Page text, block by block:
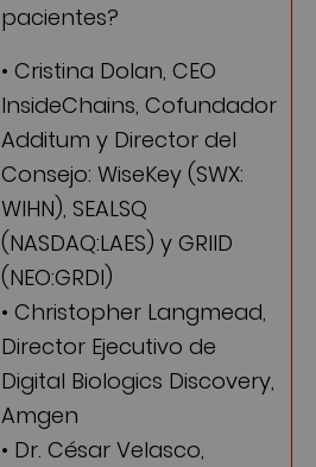
pacientes?
• Cristina Dolan, CEO
InsideChains, Cofundador
Additum y Director del
Consejo: WiseKey (SWX:
WIHN), SEALSQ
(NASDAQ:LAES) y GRIID
(NEO:GRDI)
• Christopher Langmead,
Director Ejecutivo de
Digital Biologics Discovery,
Amgen
• Dr. César Velasco,